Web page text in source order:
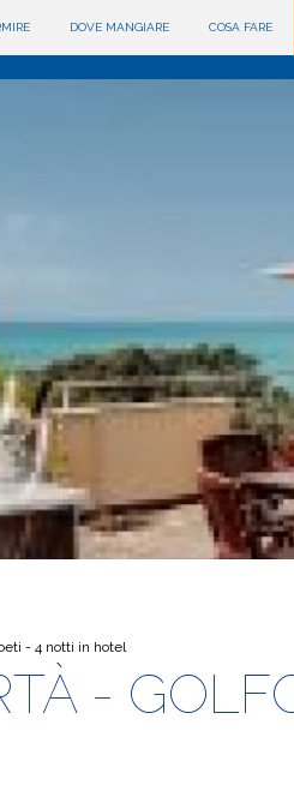
DOVE MANGIARE COSA FARE
- 4 notti in hotel
-